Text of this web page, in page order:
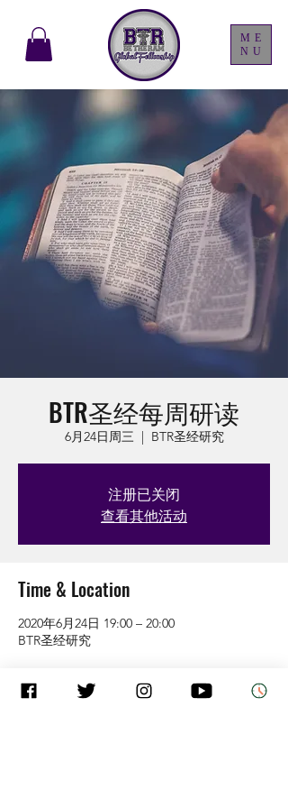
ME
NU
BTR圣经每周研读
6月24日周三
  |
BTR圣经研究
注册已关闭
查看其他活动
Time & Location
2020年6月24日 19:00 – 20:00
BTR圣经研究
Guests